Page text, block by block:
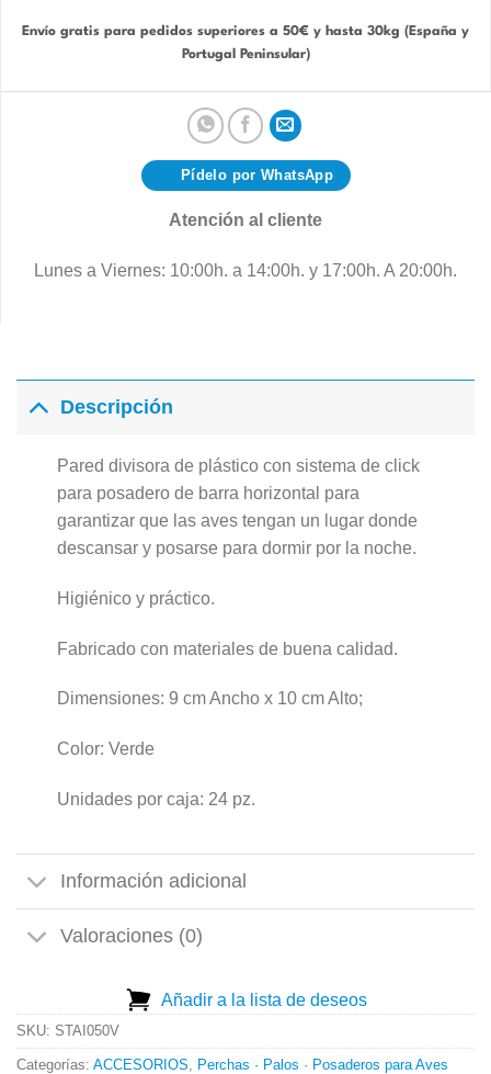
Envío gratis para pedidos superiores a 50€ y hasta 30kg (España y
Portugal Peninsular)
Pídelo por WhatsApp
Atención al cliente
Lunes a Viernes: 10:00h. a 14:00h. y 17:00h. A 20:00h.
Descripción
Pared divisora de plástico con sistema de click
para posadero de barra horizontal para
garantizar que las aves tengan un lugar donde
descansar y posarse para dormir por la noche.
Higiénico y práctico.
Fabricado con materiales de buena calidad.
Dimensiones: 9 cm Ancho x 10 cm Alto;
Color: Verde
Unidades por caja: 24 pz.
Información adicional
Valoraciones (0)
Añadir a la lista de deseos
SKU: STAI050V
Categorías: ACCESORIOS Perchas · Palos · Posaderos para Aves